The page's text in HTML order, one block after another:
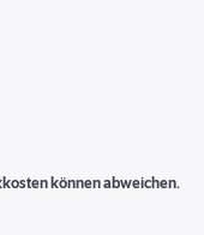
können abweichen.